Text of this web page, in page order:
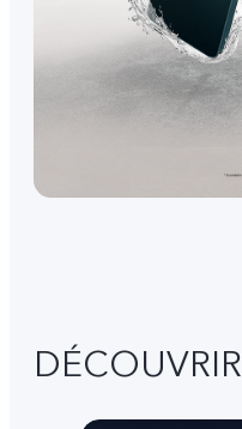
DÉCOUVRIR